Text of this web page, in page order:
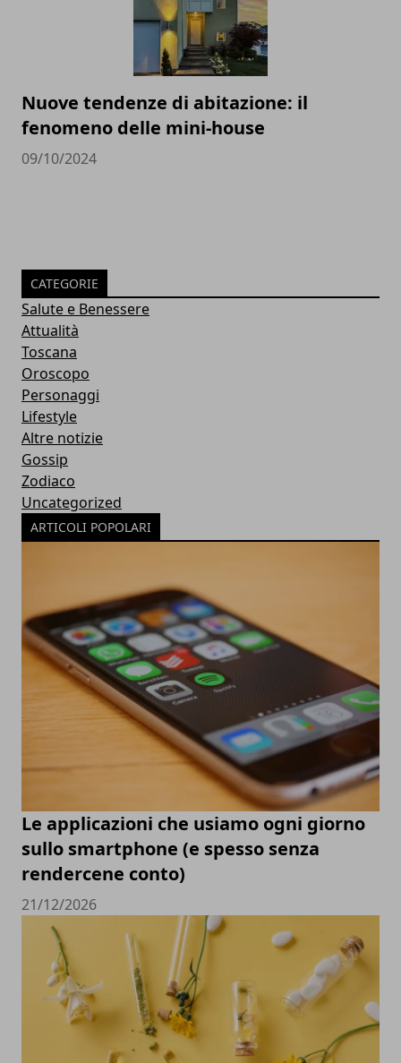
Nuove tendenze di abitazione: il
fenomeno delle mini-house
09/10/2024
CATEGORIE
Salute e Benessere
Attualità
Toscana
Oroscopo
Personaggi
Lifestyle
Altre notizie
Gossip
Zodiaco
Uncategorized
ARTICOLI POPOLARI
Le applicazioni che usiamo ogni giorno
sullo smartphone (e spesso senza
rendercene conto)
21/12/2026